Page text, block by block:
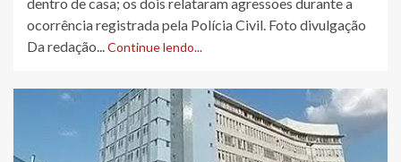
ocorrência registrada pela Polícia Civil. Foto divulgação
Da redação...Continue lendo...